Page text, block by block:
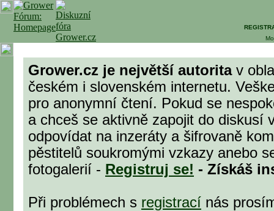
Grower.cz je největší autoritav
českém i slovenském internetu.
pro anonymní čtení. Pokud se
a chceš se aktivně zapojit do diskusí
odpovídat na inzeráty a šifrovaně
pěstitelů soukromými vzkazy anebo
fotogalerií - Registruj se! - Získáš
Při problémech s registrací nás